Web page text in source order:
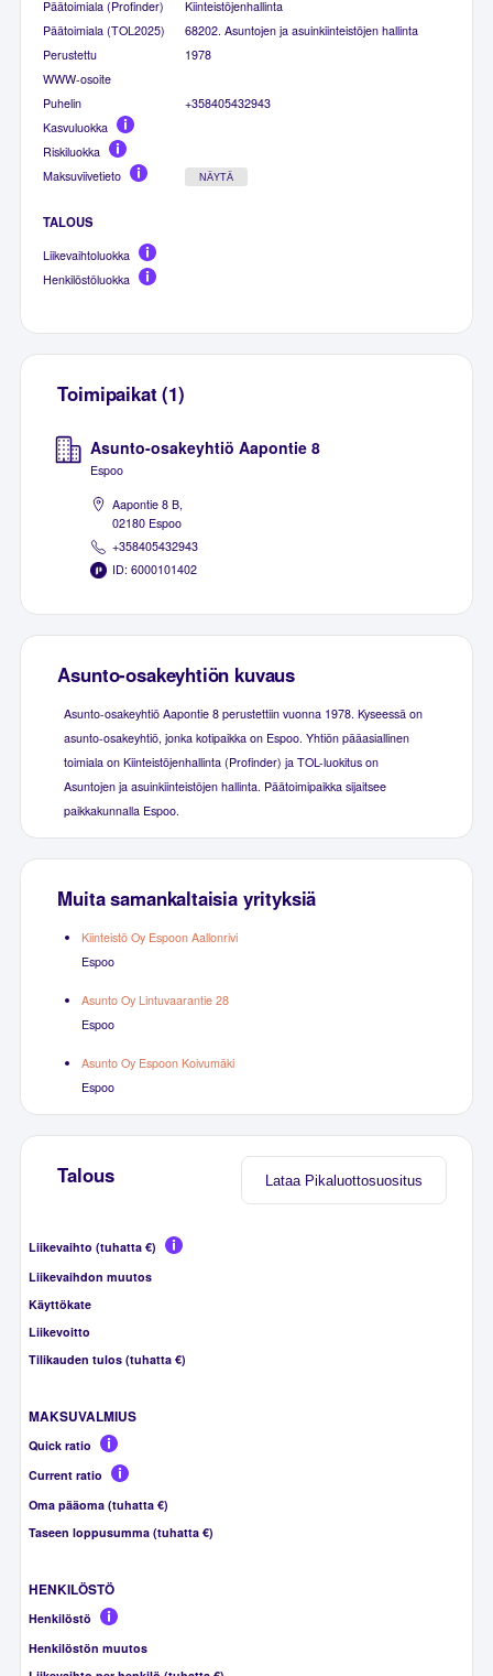
Päätoimiala (Profinder)
Kiinteistöjenhallinta
Päätoimiala (TOL2025)
68202. Asuntojen ja asuinkiinteistöjen hallinta
Perustettu
1978
WWW-osoite
Puhelin
+358405432943
Kasvuluokka
Riskiluokka
Maksuviivetieto
NÄYTÄ
TALOUS
Liikevaihtoluokka
Henkilöstöluokka
Toimipaikat (1)
Asunto-osakeyhtiö Aapontie 8
Espoo
Aapontie 8 B,
02180 Espoo
+358405432943
ID: 6000101402
Asunto-osakeyhtiön kuvaus
Asunto-osakeyhtiö Aapontie 8 perustettiin vuonna 1978. Kyseessä on
asunto-osakeyhtiö, jonka kotipaikka on Espoo. Yhtiön pääasiallinen
toimiala on Kiinteistöjenhallinta (Profinder) ja TOL-luokitus on
Asuntojen ja asuinkiinteistöjen hallinta. Päätoimipaikka sijaitsee
paikkakunnalla Espoo.
Muita samankaltaisia yrityksiä
Kiinteistö Oy Espoon Aallonrivi
Espoo
Asunto Oy Lintuvaarantie 28
Espoo
Asunto Oy Espoon Koivumäki
Espoo
Lataa Pikaluottosuositus
Talous
Liikevaihto (tuhatta €)
Liikevaihdon muutos
Käyttökate
Liikevoitto
Tilikauden tulos (tuhatta €)
MAKSUVALMIUS
Quick ratio
Current ratio
Oma pääoma (tuhatta €)
Taseen loppusumma (tuhatta €)
HENKILÖSTÖ
Henkilöstö
Henkilöstön muutos